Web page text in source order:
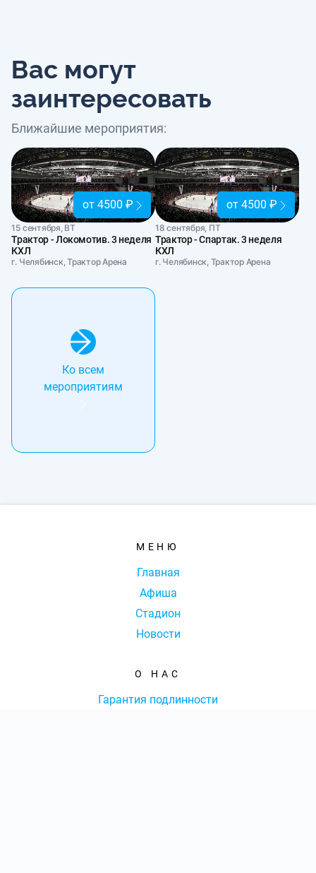
Вас могут
заинтересовать
Ближайшие мероприятия:
от 4500 ₽
15 сентября, ВТ
Трактор - Локомотив. 3 неделя
КХЛ
г. Челябинск, Трактор Арена
от 4500 ₽
18 сентября, ПТ
Трактор - Спартак. 3 неделя
КХЛ
г. Челябинск, Трактор Арена
Ко всем
мероприятиям
МЕНЮ
Главная
Афиша
Стадион
Новости
О НАС
Гарантия подлинности